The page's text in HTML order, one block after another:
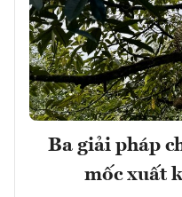
Ba giải pháp
mốc xuất